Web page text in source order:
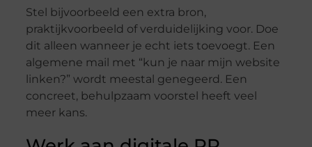
Stel bijvoorbeeld een extra bron,
praktijkvoorbeeld of verduidelijking voor. Doe
dit alleen wanneer je echt iets toevoegt. Een
algemene mail met “kun je naar mijn website
linken?” wordt meestal genegeerd. Een
concreet, behulpzaam voorstel heeft veel
meer kans.